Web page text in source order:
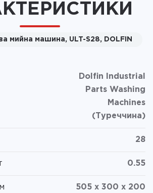
мийна машина, ULT-S28, DOLFIN
Dolfin Industrial
Parts Washing
Machines
(Туреччина)
28
0.55
505 x 300 x 200